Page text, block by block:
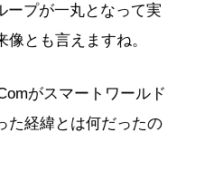
ープが一丸となって実
とも言えますね。
がスマートワールド
た経緯とは何だったの